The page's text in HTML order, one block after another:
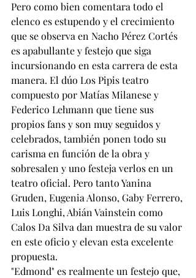
Pero como bien comentara todo el
elenco es estupendo y el crecimiento
que se observa en Nacho Pérez Cortés
es apabullante y festejo que siga
incursionando en esta carrera de esta
manera. El dúo Los Pipis teatro
compuesto por Matías Milanese y
Federico Lehmann que tiene sus
propios fans y son muy seguidos y
celebrados, también ponen todo su
carisma en función de la obra y
sobresalen y uno festeja verlos en un
teatro oficial. Pero tanto Yanina
Gruden, Eugenia Alonso, Gaby Ferrero,
Luis Longhi, Abián Vainstein como
Calos Da Silva dan muestra de su valor
en este oficio y elevan esta excelente
propuesta.
"Edmond" es realmente un festejo que,